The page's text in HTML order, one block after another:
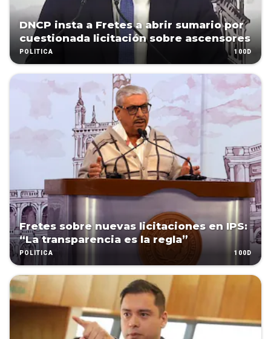
DNCP insta a Fretes a abrir sumario por
cuestionada licitación sobre ascensores
POLÍTICA 100D
Fretes sobre nuevas licitaciones en IPS:
“La transparencia es la regla”
POLÍTICA 100D